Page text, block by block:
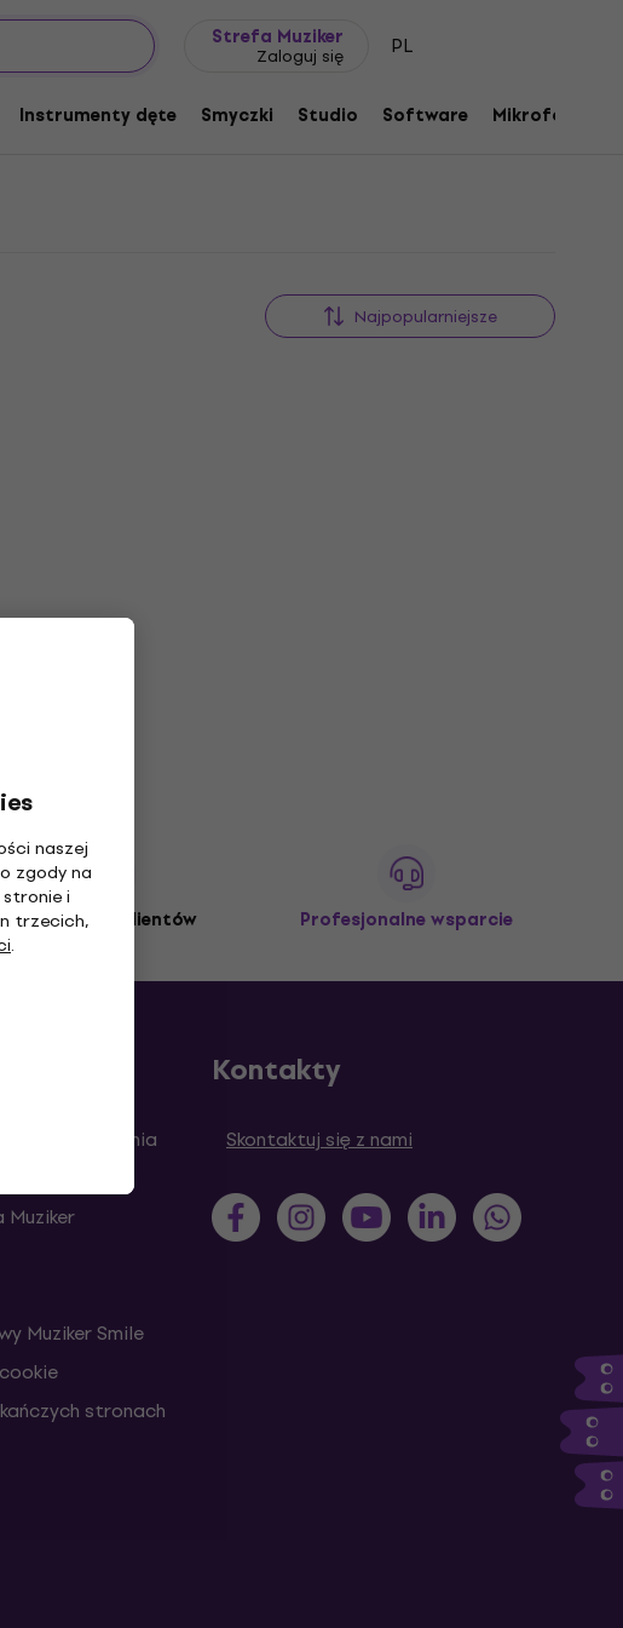
Strefa Muziker
Zaloguj się PL
Instrumenty dęte Smyczki Studio Software Mikrofony
naszej
zgody na
i
trzecich,
.
Najpopularniejsze
Ponad 3M+ klientów Profesjonalne wsparcie
pytania
Muziker
Muziker Smile
stronach
Kontakty
Skontaktuj się z nami